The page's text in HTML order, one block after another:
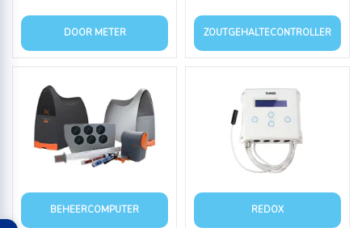
DOOR METER ZOUTGEHALTECONTROLLER
BEHEERCOMPUTER REDOX